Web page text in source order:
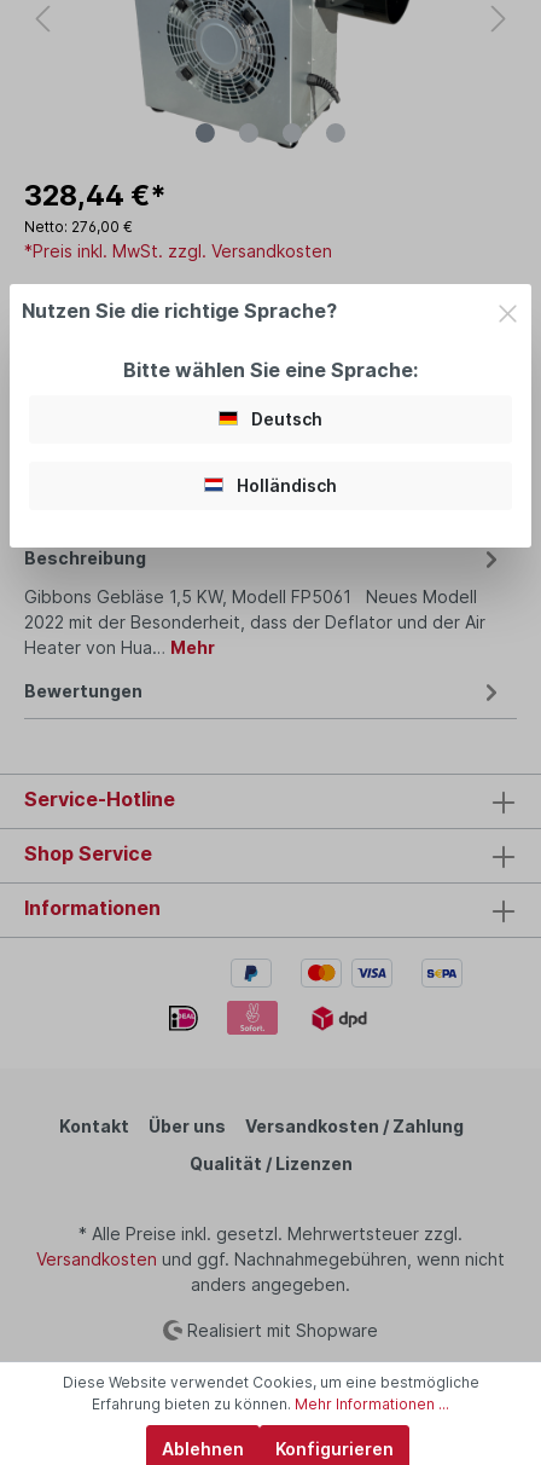
328,44 €*
Netto: 276,00 €
*Preis inkl. MwSt. zzgl. Versandkosten
In den Warenkorb
Beschreibung
Gibbons Gebläse 1,5 KW, Modell FP5061 Neues Modell
2022 mit der Besonderheit, dass der Deflator und der Air
Heater von Hua… Mehr
Bewertungen
Service-Hotline
Shop Service
Informationen
Kontakt Über uns
Versandkosten / Zahlung
Qualität / Lizenzen
* Alle Preise inkl. gesetzl. Mehrwertsteuer zzgl.
Versandkosten und ggf. Nachnahmegebühren, wenn nicht
anders angegeben.
Realisiert mit Shopware
Diese Website verwendet Cookies, um eine bestmögliche
Erfahrung bieten zu können. Mehr Informationen ...
Ablehnen Konfigurieren
Nutzen Sie die richtige Sprache?
Bitte wählen Sie eine Sprache:
Deutsch
Holländisch